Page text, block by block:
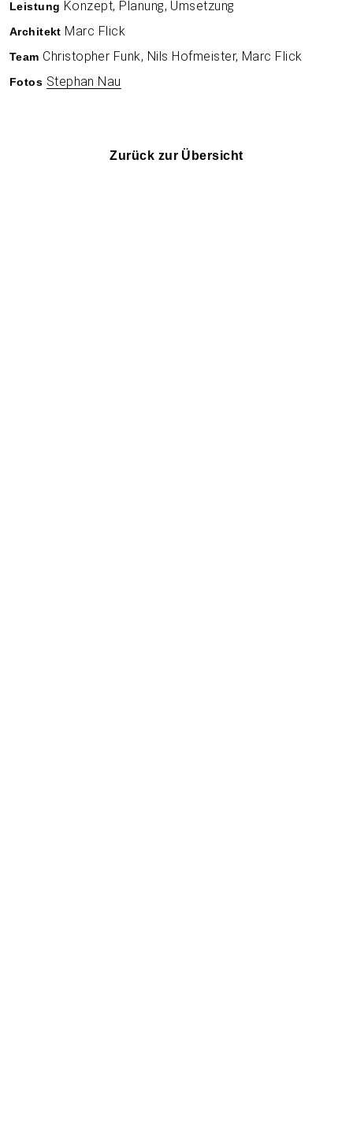
Leistung Konzept, Planung, Umsetzung
Architekt Marc Flick
Team Christopher Funk, Nils Hofmeister, Marc Flick
Fotos Stephan Nau
Zurück zur Übersicht